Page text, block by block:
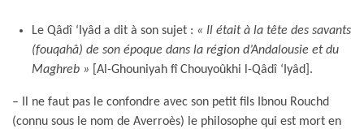
Le Qâdî ‘Iyâd a dit à son sujet : « Il était à la tête des savants
(fouqahâ) de son époque dans la région d’Andalousie et du
Maghreb » [Al-Ghouniyah fî Chouyoûkhi l-Qâdî ‘Iyâd].
– Il ne faut pas le confondre avec son petit fils Ibnou Rouchd
(connu sous le nom de Averroès) le philosophe qui est mort en